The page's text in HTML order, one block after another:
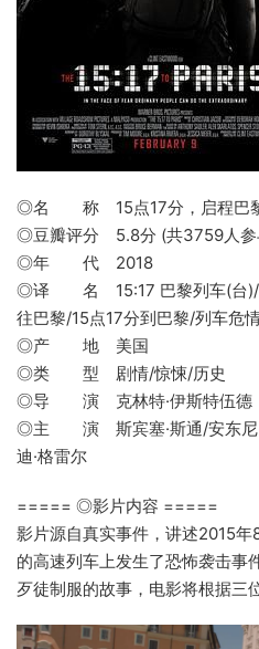
◎名 称 15点17分，启程巴
◎豆瓣评分 5.8分 (共3759人参
◎年 代 2018
◎译 名 15:17 巴黎列车(台)/
往巴黎/15点17分到巴黎/列车危
◎产 地 美国
◎类 型 剧情/惊悚/历史
◎导 演 克林特·伊斯特伍德
◎主 演 斯宾塞·斯通/安东尼·
迪·格雷尔
===== ◎影片内容 =====
影片源自真实事件，讲述2015
的高速列车上发生了恐怖袭击事
歹徒制服的故事，电影将根据三